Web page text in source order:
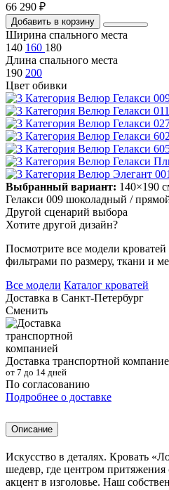
66 290 ₽
Добавить в корзину
Ширина спального места
140 160 180
Длина спального места
190 200
Цвет обивки
Выбранный вариант: 140×190
Гелакси 009 шоколадный /
Другой сценарий выбора
Хотите другой дизайн?
Посмотрите все модели кроватей
фильтрами по размеру, ткани и
Все модели Каталог кроватей
Доставка в Санкт-Петербург
Сменить
Доставка транспортной
от 7 до 14 дней
По согласованию
Подробнее о доставке
Описание
Искусство в деталях. Кровать
шедевр, где центром притяжения
акцент в изголовье. Наш